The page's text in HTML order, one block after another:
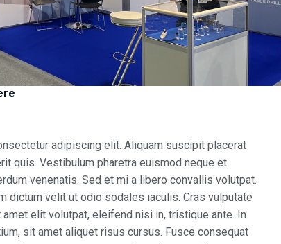
adipiscing elit. Aliquam suscipit placerat
quis. Vestibulum pharetra euismod neque et
venenatis. Sed et mi a libero convallis volutpat.
dictum velit ut odio sodales iaculis. Cras vulputate
elit volutpat, eleifend nisi in, tristique ante. In
sit amet aliquet risus cursus. Fusce consequat